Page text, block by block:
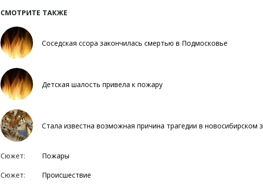
СМОТРИТЕ ТАКЖЕ
Соседская ссора закончилась смертью в Подмосковье
Детская шалость привела к пожару
Стала известна возможная причина трагедии в новосибирском
Сюжет: Пожары
Сюжет: Происшествие